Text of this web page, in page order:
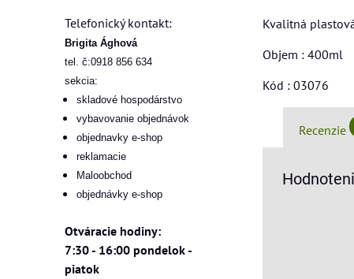
Kvalitná
Objem : 400ml
Kód : 03076
Recenzie
Telefonický kontakt:
Brigita Ághová
tel. č:0918 856 634
sekcia:
skladové hospodárstvo
vybavovanie objednávok
objednavky e-shop
reklamacie
Maloobchod
objednávky e-shop
Otváracie hodiny:
7:30 - 16:00 pondelok -
piatok